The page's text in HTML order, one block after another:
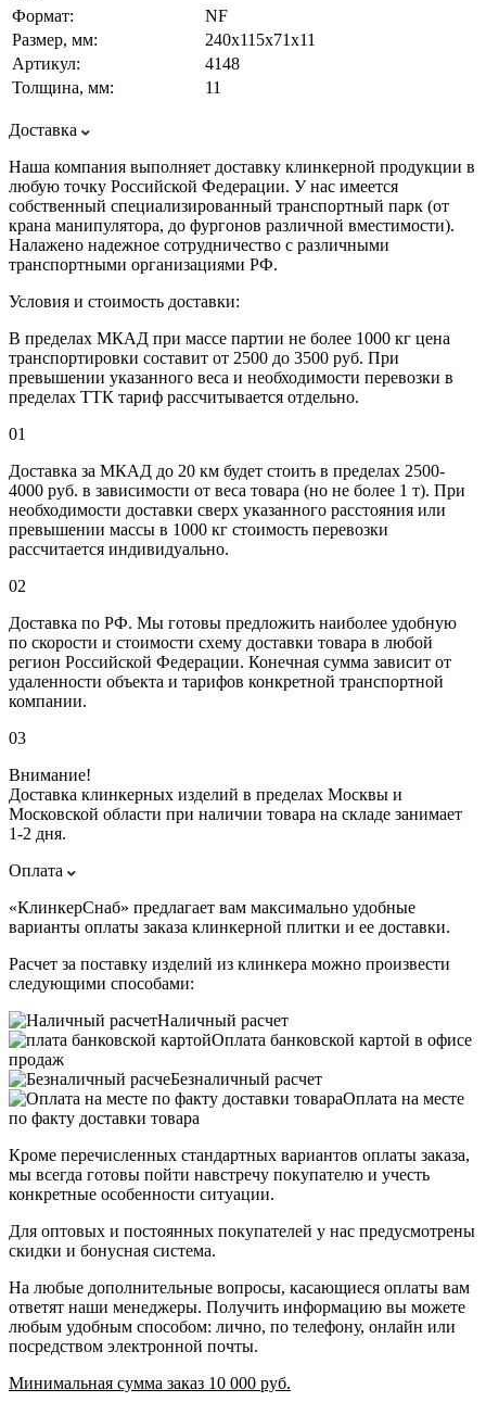
Формат:
NF
Размер, мм:
240х115х71х11
Артикул:
4148
Толщина, мм:
11
Доставка
Наша компания выполняет доставку клинкерной продукции в
любую точку Российской Федерации. У нас имеется
собственный специализированный транспортный парк (от
крана манипулятора, до фургонов различной вместимости).
Налажено надежное сотрудничество с различными
транспортными организациями РФ.
Условия и стоимость доставки:
В пределах МКАД при массе партии не более 1000 кг цена
транспортировки составит от 2500 до 3500 руб. При
превышении указанного веса и необходимости перевозки в
пределах ТТК тариф рассчитывается отдельно.
01
Доставка за МКАД до 20 км будет стоить в пределах 2500-
4000 руб. в зависимости от веса товара (но не более 1 т). При
необходимости доставки сверх указанного расстояния или
превышении массы в 1000 кг стоимость перевозки
рассчитается индивидуально.
02
Доставка по РФ. Мы готовы предложить наиболее удобную
по скорости и стоимости схему доставки товара в любой
регион Российской Федерации. Конечная сумма зависит от
удаленности объекта и тарифов конкретной транспортной
компании.
03
Внимание!
Доставка клинкерных изделий в пределах Москвы и
Московской области при наличии товара на складе занимает
1-2 дня.
Оплата
«КлинкерСнаб» предлагает вам максимально удобные
варианты оплаты заказа клинкерной плитки и ее доставки.
Расчет за поставку изделий из клинкера можно произвести
следующими способами:
Наличный расчет
Оплата банковской картой в офисе
продаж
Безналичный расчет
Оплата на месте
по факту доставки товара
Кроме перечисленных стандартных вариантов оплаты заказа,
мы всегда готовы пойти навстречу покупателю и учесть
конкретные особенности ситуации.
Для оптовых и постоянных покупателей у нас предусмотрены
скидки и бонусная система.
На любые дополнительные вопросы, касающиеся оплаты вам
ответят наши менеджеры. Получить информацию вы можете
любым удобным способом: лично, по телефону, онлайн или
посредством электронной почты.
Минимальная сумма заказ 10 000 руб.